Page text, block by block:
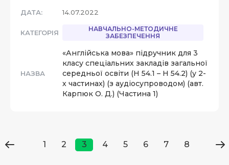
ДАТА: 14.07.2022
КАТЕГОРІЯ
НАВЧАЛЬНО-МЕТОДИЧНЕ
ЗАБЕЗПЕЧЕННЯ
НАЗВА
«Англійська мова» підручник для 3
класу спеціальних закладів загальної
середньої освіти (Н 54.1 – Н 54.2) (у 2-
х частинах) (з аудіосупроводом) (авт.
Карпюк О. Д.) (Частина 1)
1 2 3 4 5 6 7 8